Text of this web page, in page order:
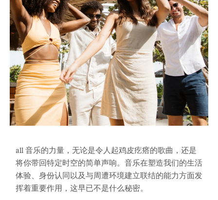
all 音乐的力量，无论是令人起鸡皮疙瘩的歌曲，还是
将你带回特定时空的简单声响。音乐在塑造我们的生活
体验、身份认同以及与周遭环境建立联结的能力方面发
挥着重要作用，这早已不是什么秘密。